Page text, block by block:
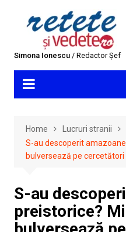
Simona Ionescu/ Redactor Șef
Home
Lucruri stranii
S-au descoperit
bulversează pe cercetători
S-au
preistorice?